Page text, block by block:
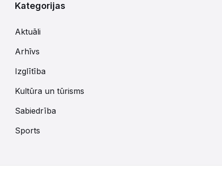
Kategorijas
Aktuāli
Arhīvs
Izglītība
Kultūra un tūrisms
Sabiedrība
Sports